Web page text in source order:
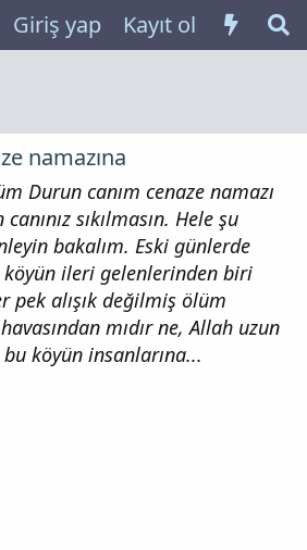
Giriş yap Kayıt ol
namazına
Durun canım cenaze namazı
sıkılmasın. Hele şu
bakalım. Eski günlerde
ileri gelenlerinden biri
pek alışık değilmiş ölüm
mıdır ne, Allah uzun
köyün insanlarına...